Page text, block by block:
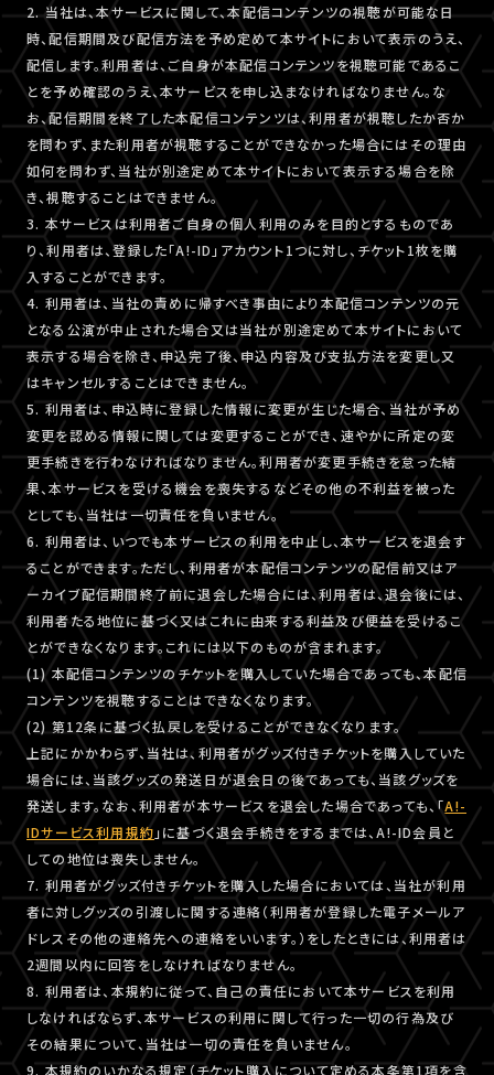
2. 当社は、本サービスに関して、本配信コンテンツの視聴が可能な日
時、配信期間及び配信方法を予め定めて本サイトにおいて表示のうえ、
配信します。利用者は、ご自身が本配信コンテンツを視聴可能であるこ
とを予め確認のうえ、本サービスを申し込まなければなりません。な
お、配信期間を終了した本配信コンテンツは、利用者が視聴したか否か
を問わず、また利用者が視聴することができなかった場合にはその理由
如何を問わず、当社が別途定めて本サイトにおいて表示する場合を除
き、視聴することはできません。
3. 本サービスは利用者ご自身の個人利用のみを目的とするものであ
り、利用者は、登録した「A!-ID」アカウント1つに対し、チケット1枚を購
入することができます。
4. 利用者は、当社の責めに帰すべき事由により本配信コンテンツの元
となる公演が中止された場合又は当社が別途定めて本サイトにおいて
表示する場合を除き、申込完了後、申込内容及び支払方法を変更し又
はキャンセルすることはできません。
5. 利用者は、申込時に登録した情報に変更が生じた場合、当社が予め
変更を認める情報に関しては変更することができ、速やかに所定の変
更手続きを行わなければなりません。利用者が変更手続きを怠った結
果、本サービスを受ける機会を喪失するなどその他の不利益を被った
としても、当社は一切責任を負いません。
6. 利用者は、いつでも本サービスの利用を中止し、本サービスを退会す
ることができます。ただし、利用者が本配信コンテンツの配信前又はア
ーカイブ配信期間終了前に退会した場合には、利用者は、退会後には、
利用者たる地位に基づく又はこれに由来する利益及び便益を受けるこ
とができなくなります。これには以下のものが含まれます。
(1) 本配信コンテンツのチケットを購入していた場合であっても、本配信
コンテンツを視聴することはできなくなります。
(2) 第12条に基づく払戻しを受けることができなくなります。
上記にかかわらず、当社は、利用者がグッズ付きチケットを購入していた
場合には、当該グッズの発送日が退会日の後であっても、当該グッズを
発送します。なお、利用者が本サービスを退会した場合であっても、「A!-
IDサービス利用規約 」に基づく退会手続きをするまでは、A!-ID会員と
しての地位は喪失しません。
7. 利用者がグッズ付きチケットを購入した場合においては、当社が利用
者に対しグッズの引渡しに関する連絡（利用者が登録した電子メールア
ドレスその他の連絡先への連絡をいいます。）をしたときには、利用者は
2週間以内に回答をしなければなりません。
8. 利用者は、本規約に従って、自己の責任において本サービスを利用
しなければならず、本サービスの利用に関して行った一切の行為及び
その結果について、当社は一切の責任を負いません。
9. 本規約のいかなる規定（チケット購入について定める本条第1項を含